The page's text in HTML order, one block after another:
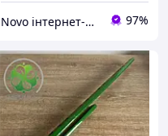
Novo інтернет-магазин автозапчастин 97%